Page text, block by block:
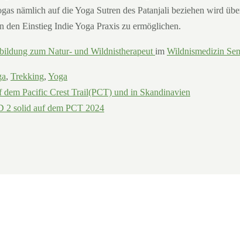
nämlich auf die Yoga Sutren des Patanjali beziehen wird
den Einstieg Indie Yoga Praxis zu ermöglichen.
zum Natur- und Wildnistherapeut im Wildnismedizin
, Trekking, Yoga
Pacific Crest Trail(PCT) und in Skandinavien
2 solid auf dem PCT 2024